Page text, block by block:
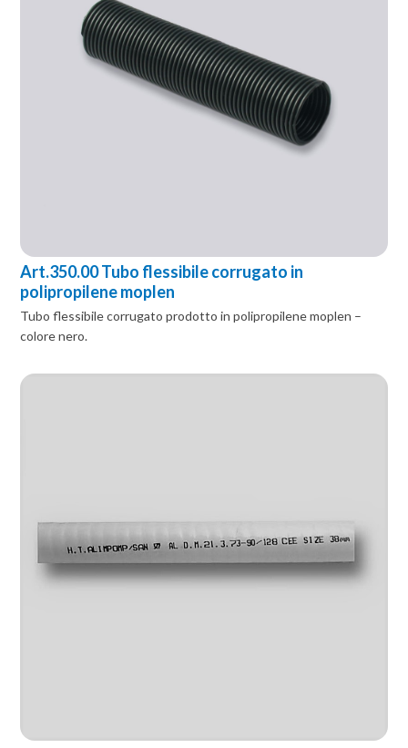
Art.350.00 Tubo flessibile corrugato in
polipropilene moplen
Tubo flessibile corrugato prodotto in polipropilene moplen –
colore nero.